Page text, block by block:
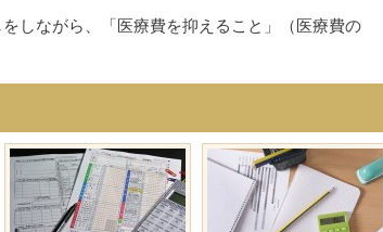
しながら、「医療費を抑えること」（医療費の